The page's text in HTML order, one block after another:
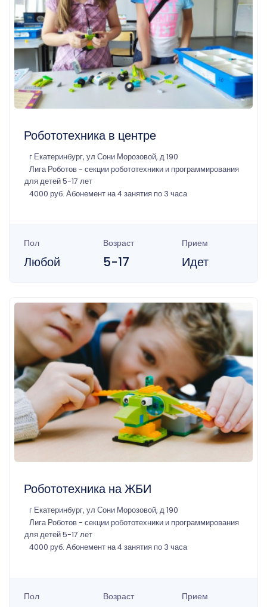
Робототехника в центре
г Екатеринбург, ул Сони Морозовой, д 190
Лига Роботов - секции робототехники и программирования
для детей 5-17 лет
4000 руб. Абонемент на 4 занятия по 3 часа
Пол
Любой
Возраст
5-17
Прием
Идет
Робототехника на ЖБИ
г Екатеринбург, ул Сони Морозовой, д 190
Лига Роботов - секции робототехники и программирования
для детей 5-17 лет
4000 руб. Абонемент на 4 занятия по 3 часа
Пол Возраст Прием